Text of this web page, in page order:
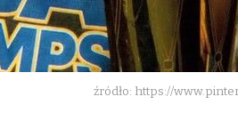
źródło: https://